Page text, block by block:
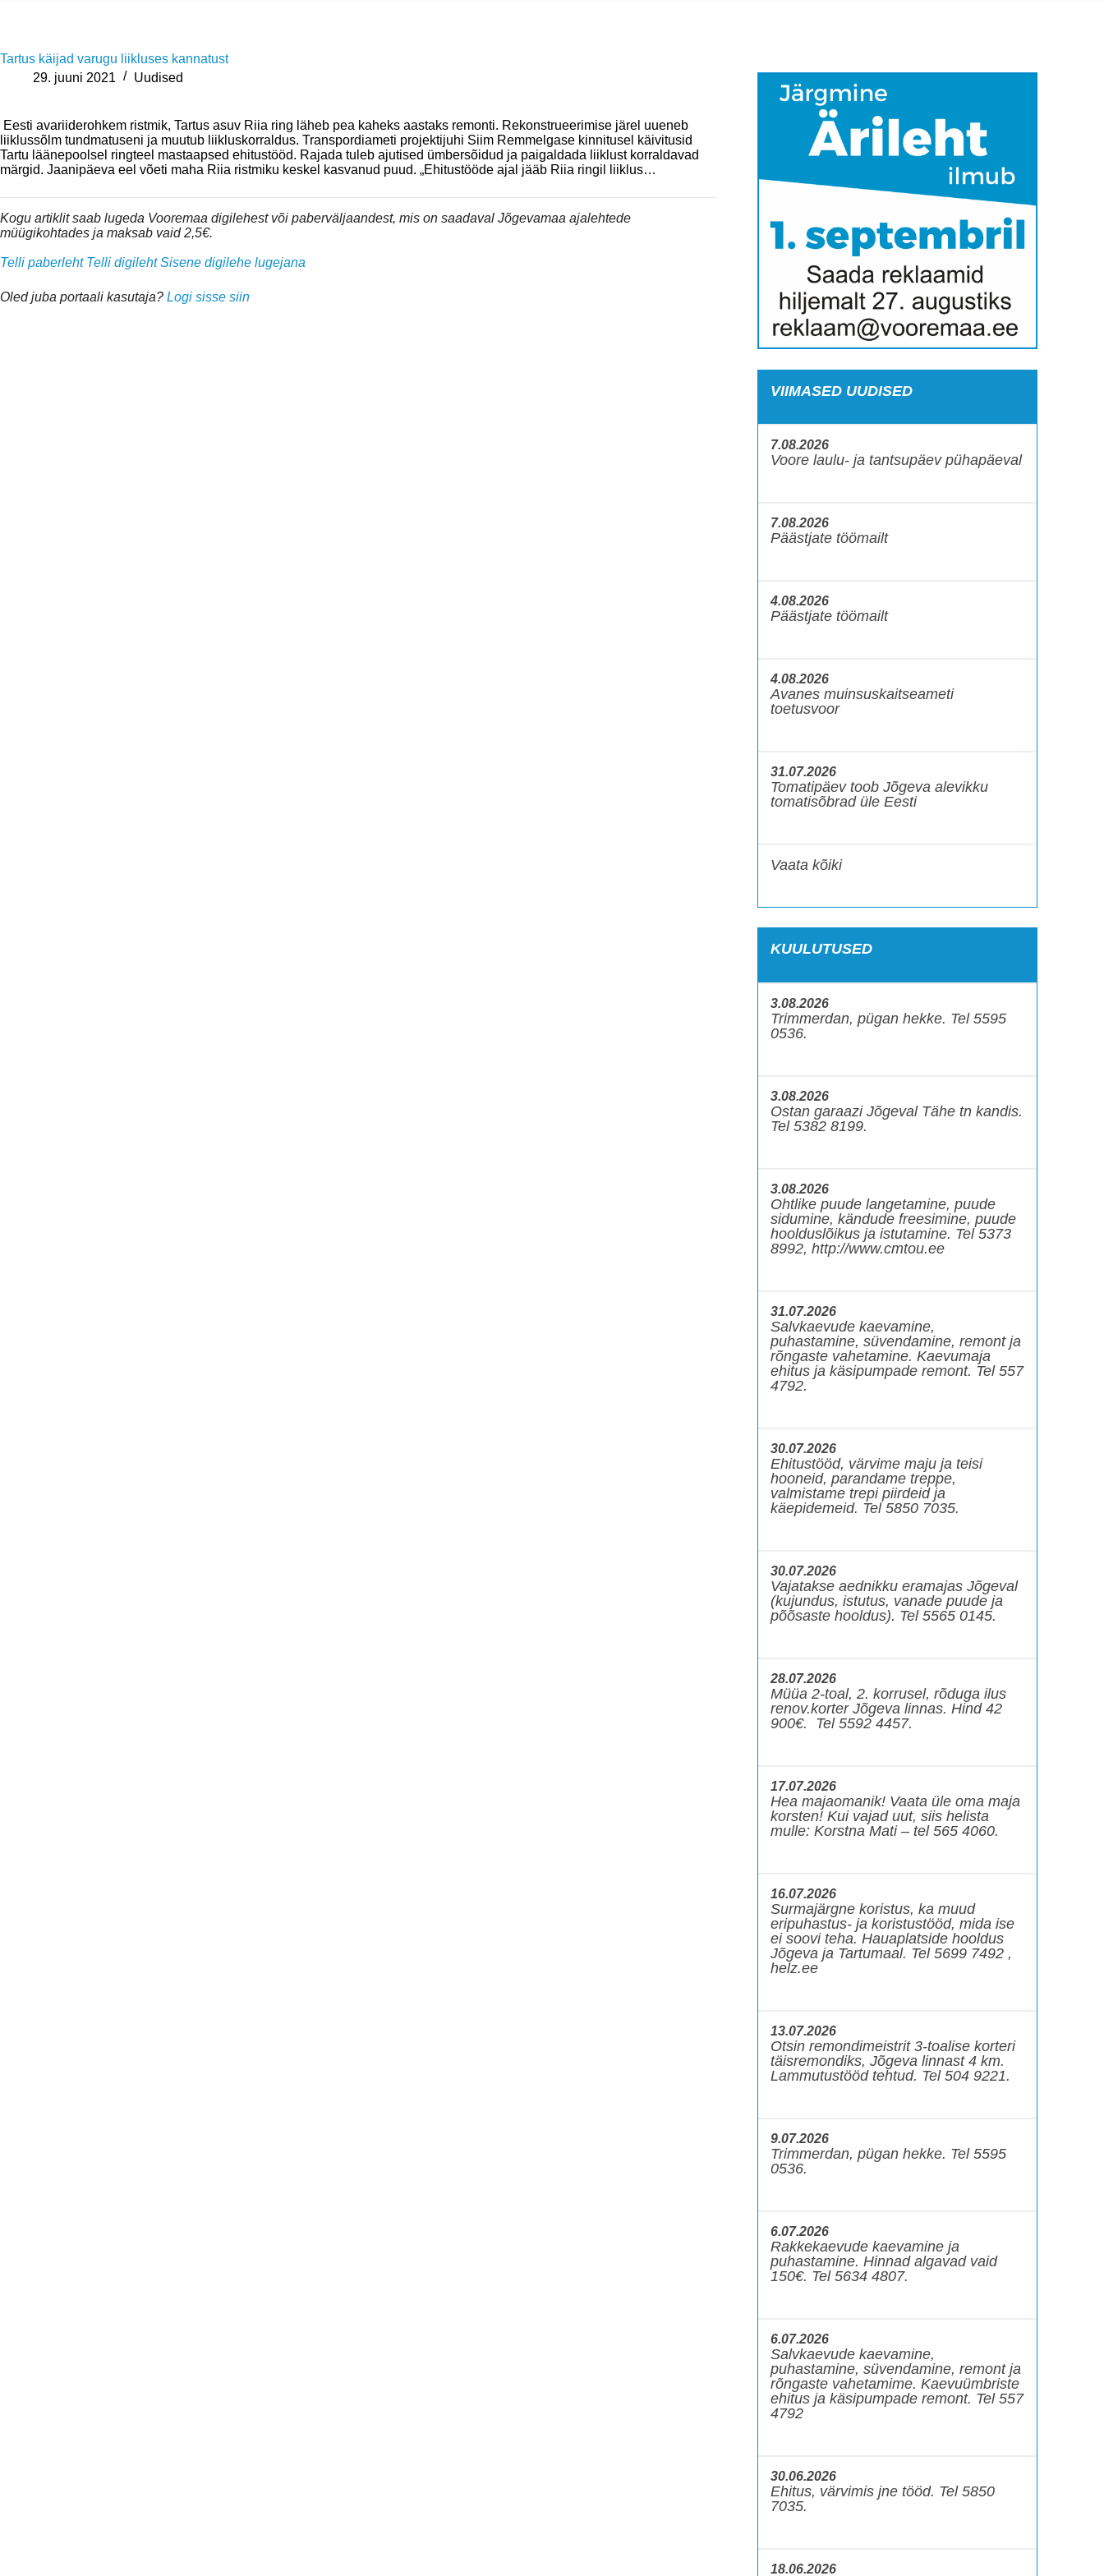
Tartus käijad varugu liikluses kannatust
29. juuni 2021
Uudised
Eesti avariiderohkem ristmik, Tartus asuv Riia ring läheb pea kaheks aastaks remonti. Rekonstrueerimise järel uueneb
liiklussõlm tundmatuseni ja muutub liikluskorraldus. Transpordiameti projektijuhi Siim Remmelgase kinnitusel käivitusid
Tartu läänepoolsel ringteel mastaapsed ehitustööd. Rajada tuleb ajutised ümbersõidud ja paigaldada liiklust korraldavad
märgid. Jaanipäeva eel võeti maha Riia ristmiku keskel kasvanud puud. „Ehitustööde ajal jääb Riia ringil liiklus…
Kogu artiklit saab lugeda Vooremaa digilehest või paberväljaandest, mis on saadaval Jõgevamaa ajalehtede
müügikohtades ja maksab vaid 2,5€.
Telli paberleht Telli digilehtSisene digilehe lugejana
Oled juba portaali kasutaja? Logi sisse siin
VIIMASED UUDISED
7.08.2026
Voore laulu- ja tantsupäev pühapäeval
7.08.2026
Päästjate töömailt
4.08.2026
Päästjate töömailt
4.08.2026
Avanes muinsuskaitseameti
toetusvoor
31.07.2026
Tomatipäev toob Jõgeva alevikku
tomatisõbrad üle Eesti
Vaata kõiki
KUULUTUSED
3.08.2026
Trimmerdan, pügan hekke. Tel 5595
0536.
3.08.2026
Ostan garaazi Jõgeval Tähe tn kandis.
Tel 5382 8199.
3.08.2026
Ohtlike puude langetamine, puude
sidumine, kändude freesimine, puude
hoolduslõikus ja istutamine. Tel 5373
8992, http://www.cmtou.ee
31.07.2026
Salvkaevude kaevamine,
puhastamine, süvendamine, remont ja
rõngaste vahetamine. Kaevumaja
ehitus ja käsipumpade remont. Tel 557
4792.
30.07.2026
Ehitustööd, värvime maju ja teisi
hooneid, parandame treppe,
valmistame trepi piirdeid ja
käepidemeid. Tel 5850 7035.
30.07.2026
Vajatakse aednikku eramajas Jõgeval
(kujundus, istutus, vanade puude ja
põõsaste hooldus). Tel 5565 0145.
28.07.2026
Müüa 2-toal, 2. korrusel, rõduga ilus
renov.korter Jõgeva linnas. Hind 42
900€. Tel 5592 4457.
17.07.2026
Hea majaomanik! Vaata üle oma maja
korsten! Kui vajad uut, siis helista
mulle: Korstna Mati – tel 565 4060.
16.07.2026
Surmajärgne koristus, ka muud
eripuhastus- ja koristustööd, mida ise
ei soovi teha. Hauaplatside hooldus
Jõgeva ja Tartumaal. Tel 5699 7492 ,
helz.ee
13.07.2026
Otsin remondimeistrit 3-toalise korteri
täisremondiks, Jõgeva linnast 4 km.
Lammutustööd tehtud. Tel 504 9221.
9.07.2026
Trimmerdan, pügan hekke. Tel 5595
0536.
6.07.2026
Rakkekaevude kaevamine ja
puhastamine. Hinnad algavad vaid
150€. Tel 5634 4807.
6.07.2026
Salvkaevude kaevamine,
puhastamine, süvendamine, remont ja
rõngaste vahetamime. Kaevuümbriste
ehitus ja käsipumpade remont. Tel 557
4792
30.06.2026
Ehitus, värvimis jne tööd. Tel 5850
7035.
18.06.2026